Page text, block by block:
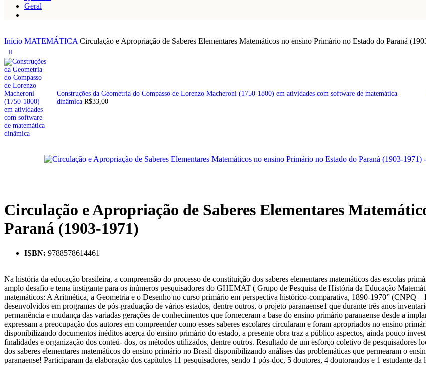
Geral
Início MATEMÁTICA Circulação e Apropriação de Saberes Elementares Matemáticos no ensino Primário no Estado do Paraná
Construções da Geometria do Compasso de Lorenzo Macheroni (1750-1800) em atividades com software de matemática
dinâmica R$33,00
Circulação e Apropriação de Saberes Elementares
Paraná (1903-1971)
ISBN: 9788578614461
Na história da educação brasileira, a compreensão do processo de constituição dos saberes elementares matemáticos das escolas
amplo desafio e tema instigante para os inúmeros pesquisadores do GHEMAT ( Grupo de Pesquisa de História da Educação
matemáticos: A Aritmética, a Geometria e o Desenho no curso primário em perspectiva histórico-comparativa, 1890-1970” (CNPQ
desenvolvidos em programas de pós-graduação de vários estados, dentre outros, o projeto paranaense1 que durante três anos
permanência e mudança das variadas gerações de conhecimentos que forneceram a base do ensino primário paranaense desde a
expressam a preocupação dos autores em compreender como esses saberes escolares circularam e foram apropriados no ensino
disponibilizando documentos inéditos acerca do ensino primário do estado, a presente obra traz a público aspectos, ainda pouco
finalidades e organização dos conteú- dos, os métodos utilizados, dentre outros. Resultado de um esforço coletivo de pesquisadores
dos saberes elementares matemáticos do ensino primário no Brasil disponibilizando análises das problemáticas que permearam o
paranaense! Participaram da elaboração dos capítulos 11 pesquisadores, sendo 1 pós-doc, 5 doutores, 4 doutorandos e 1 estudante